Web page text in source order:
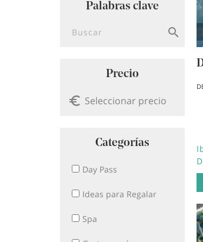
Palabras clave
Precio
Categorías
Day Pass
Ideas para Regalar
Spa